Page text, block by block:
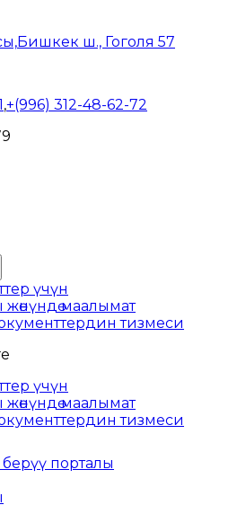
Бишкек ш., Гоголя 57
,+(996) 312-48-62-72
үчүн
маалымат
тизмеси
үчүн
маалымат
тизмеси
порталы